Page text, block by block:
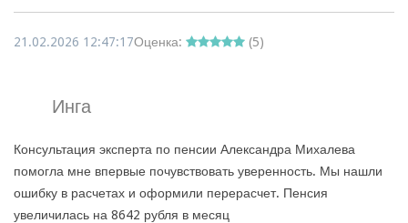
21.02.2026 12:47:17Оценка: (5)
Инга
Консультация эксперта по пенсии Александра Михалева
помогла мне впервые почувствовать уверенность. Мы нашли
ошибку в расчетах и оформили перерасчет. Пенсия
увеличилась на 8642 рубля в месяц